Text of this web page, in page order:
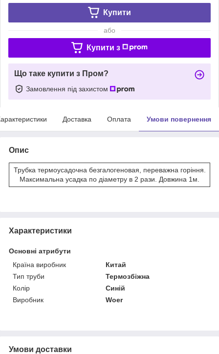
Купити
або
Купити з
Що таке купити з Пром?
Замовлення під захистом
Доставка Оплата Умови повернення
Опис
Трубка термоусадочна безгалогеновая, переважна горіння.
Максимальна усадка по діаметру в 2 рази. Довжина 1м.
Характеристики
Основні атрибути
Країна виробник
Китай
Тип труби
Термозбіжна
Колір
Синій
Виробник
Woer
Умови доставки